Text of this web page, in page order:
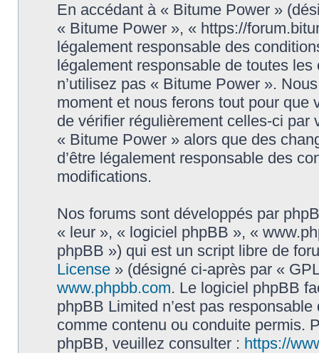
En accédant à « Bitume Power »
« Bitume Power », « https://
légalement responsable des
légalement responsable de toutes
n’utilisez pas « Bitume Power ».
moment et nous ferons tout pour que
de vérifier régulièrement celles-ci par
« Bitume Power » alors que des
d’être légalement responsable des
modifications.
Nos forums sont développés par
« leur », « logiciel phpBB », «
phpBB ») qui est un script libre de
License » (désigné ci-après par «
www.phpbb.com. Le logiciel phpBB
phpBB Limited n’est pas
comme contenu ou conduite permis.
phpBB, veuillez consulter : https://